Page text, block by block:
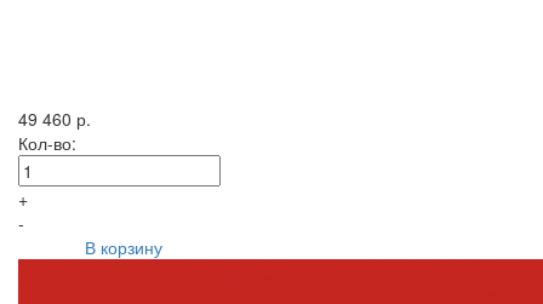
49 460 р.
Кол-во:
+
-
В корзину